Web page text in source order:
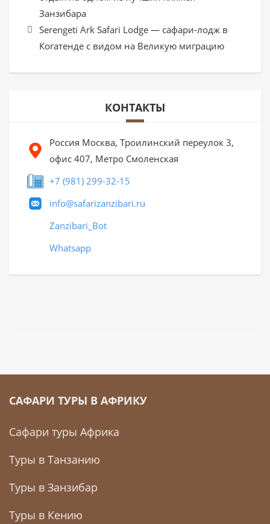
Занзибара
Serengeti Ark Safari Lodge — сафари-лодж в
Когатенде с видом на Великую миграцию
КОНТАКТЫ
Россия Москва, Троилинский переулок 3,
офис 407, Метро Смоленская
+7 (981) 299-32-15
info@safarizanzibari.ru
Zanzibari_Bot
Whatsapp
САФАРИ ТУРЫ В АФРИКУ
Сафари туры Африка
Туры в Танзанию
Туры в Занзибар
Туры в Кению